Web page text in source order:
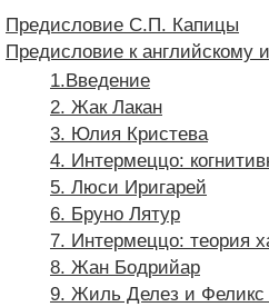
Предисловие С.П. Капицы
Предисловие к английскому
1.Введение
2. Жак Лакан
3. Юлия Кристева
4. Интермеццо:
5. Люси Иригарей
6. Бруно Лятур
7. Интермеццо: теория
8. Жан Бодрийар
9. Жиль Делез и Феликс